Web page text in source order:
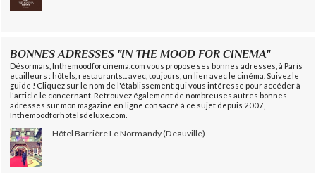
BONNES ADRESSES "IN THE MOOD FOR CINEMA"
Désormais, Inthemoodforcinema.com vous propose ses bonnes adresses, à Paris
et ailleurs : hôtels, restaurants... avec, toujours, un lien avec le cinéma. Suivez le
guide ! Cliquez sur le nom de l'établissement qui vous intéresse pour accéder à
l'article le concernant. Retrouvez également de nombreuses autres bonnes
adresses sur mon magazine en ligne consacré à ce sujet depuis 2007,
Inthemoodforhotelsdeluxe.com.
Hôtel Barrière Le Normandy (Deauville)